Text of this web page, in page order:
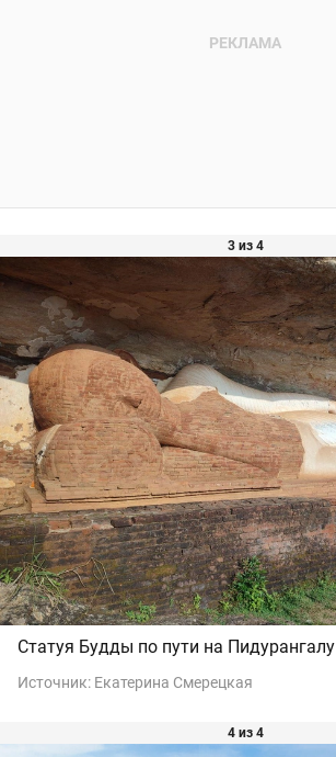
3 из 4
Статуя Будды по пути на Пидурангалу
Источник: Екатерина Смерецкая
4 из 4